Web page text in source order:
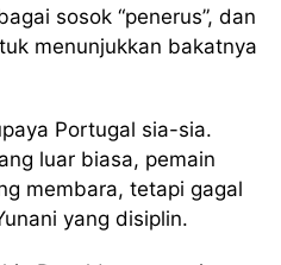
sosok “penerus”, dan
menunjukkan bakatnya
Portugal sia-sia.
luar biasa, pemain
membara, tetapi gagal
yang disiplin.